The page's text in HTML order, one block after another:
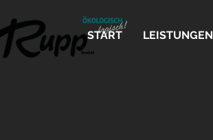
START LEISTUNGEN